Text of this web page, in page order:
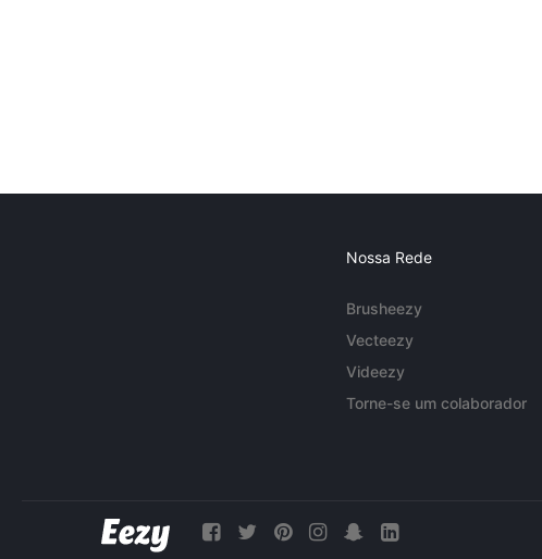
Nossa Rede
Brusheezy
Vecteezy
Videezy
Torne-se um colaborador